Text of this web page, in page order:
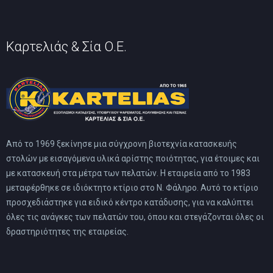
Καρτελιάς & Σία Ο.Ε.
Από το 1969 ξεκίνησε μια σύγχρονη βιοτεχνία κατασκευής
στολών με εισαγόμενα υλικά αρίστης ποιότητας, για έτοιμες και
με κατασκευή στα μέτρα των πελατών. Η εταιρεία από το 1983
μεταφέρθηκε σε ιδιόκτητο κτίριο στο Ν. Φάληρο. Αυτό το κτίριο
προσχεδιάστηκε για ειδικό κέντρο κατάδυσης, για να καλύπτει
όλες τις ανάγκες των πελατών του, όπου και στεγάζονται όλες οι
δραστηριότητες της εταιρείας.